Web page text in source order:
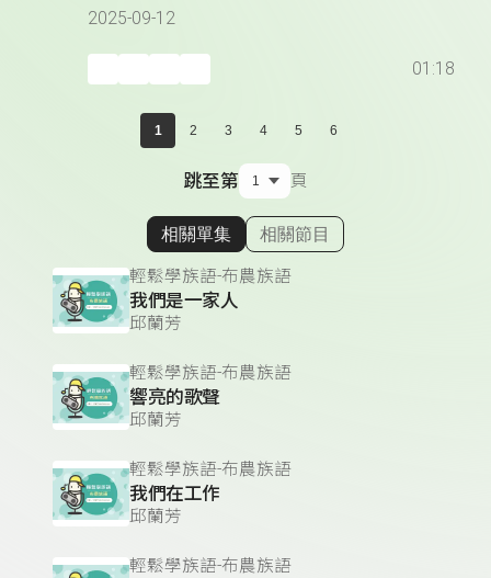
2025-09-12
01:18
1 2 3 4 5 6
跳至第 頁
顯示相關單集
相關單集 相關節目
輕鬆學族語-布農族語
我們是一家人
邱蘭芳
輕鬆學族語-布農族語
響亮的歌聲
邱蘭芳
輕鬆學族語-布農族語
我們在工作
邱蘭芳
輕鬆學族語-布農族語